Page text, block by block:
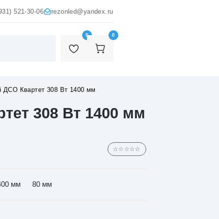
521-30-06 rezonled@yandex.ru
0 0
ДСО Квартет 308 Вт 1400 мм
308 Вт 1400 мм
☆☆☆☆☆
мм 80 мм